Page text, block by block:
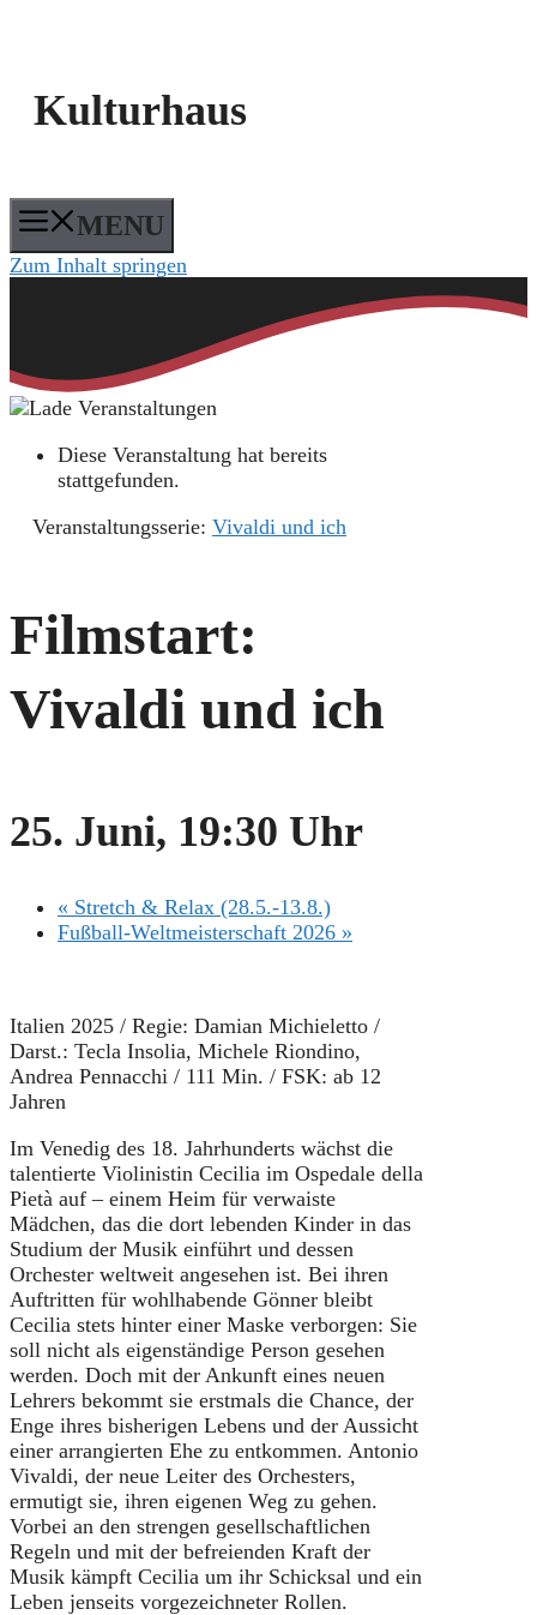
Kulturhaus
MENU
Zum Inhalt springen
Diese Veranstaltung hat bereits
stattgefunden.
Veranstaltungsserie: Vivaldi und ich
Filmstart:
Vivaldi und ich
25. Juni, 19:30 Uhr
« Stretch & Relax (28.5.-13.8.)
Fußball-Weltmeisterschaft 2026 »
Italien 2025 / Regie: Damian Michieletto /
Darst.: Tecla Insolia, Michele Riondino,
Andrea Pennacchi / 111 Min. / FSK: ab 12
Jahren
Im Venedig des 18. Jahrhunderts wächst die
talentierte Violinistin Cecilia im Ospedale della
Pietà auf – einem Heim für verwaiste
Mädchen, das die dort lebenden Kinder in das
Studium der Musik einführt und dessen
Orchester weltweit angesehen ist. Bei ihren
Auftritten für wohlhabende Gönner bleibt
Cecilia stets hinter einer Maske verborgen: Sie
soll nicht als eigenständige Person gesehen
werden. Doch mit der Ankunft eines neuen
Lehrers bekommt sie erstmals die Chance, der
Enge ihres bisherigen Lebens und der Aussicht
einer arrangierten Ehe zu entkommen. Antonio
Vivaldi, der neue Leiter des Orchesters,
ermutigt sie, ihren eigenen Weg zu gehen.
Vorbei an den strengen gesellschaftlichen
Regeln und mit der befreienden Kraft der
Musik kämpft Cecilia um ihr Schicksal und ein
Leben jenseits vorgezeichneter Rollen.